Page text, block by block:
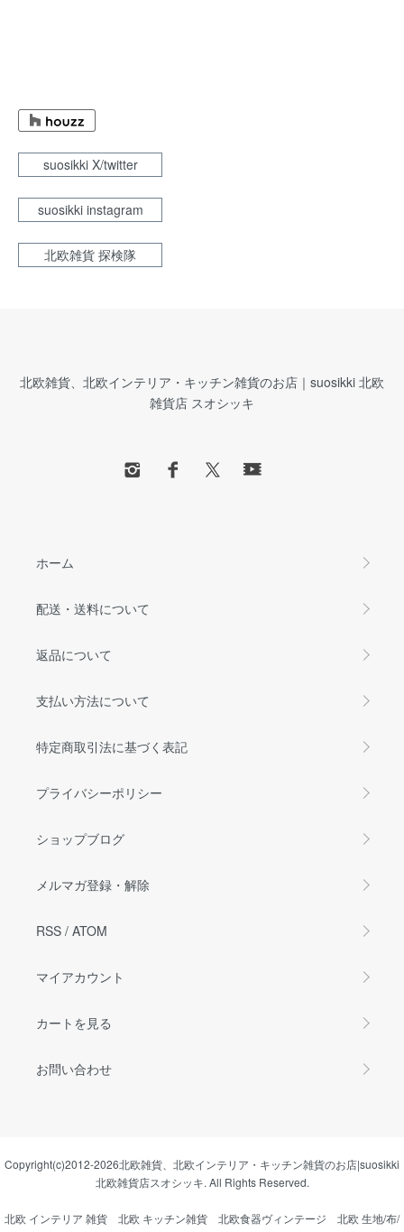
suosikki X/twitter
suosikki instagram
北欧雑貨 探検隊
北欧雑貨、北欧インテリア・キッチン雑貨のお店｜suosikki 北欧
雑貨店 スオシッキ
ホーム
配送・送料について
返品について
支払い方法について
特定商取引法に基づく表記
プライバシーポリシー
ショップブログ
メルマガ登録・解除
RSS / ATOM
マイアカウント
カートを見る
お問い合わせ
Copyright(c)2012-2026北欧雑貨、北欧インテリア・キッチン雑貨のお店|suosikki
北欧雑貨店スオシッキ. All Rights Reserved.
北欧 インテリア 雑貨 北欧 キッチン雑貨 北欧食器ヴィンテージ
北欧 生地/布/